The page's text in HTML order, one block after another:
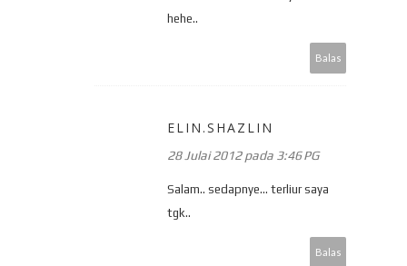
hehe..
Balas
ELIN.SHAZLIN
28 Julai 2012 pada 3:46 PG
Salam.. sedapnye... terliur saya
tgk..
Balas